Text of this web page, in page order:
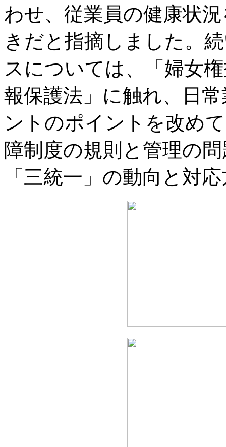
わせ、従業員の健康状
きだと指摘しました。
スについては、「婦女
報保護法」に触れ、日
ントのポイントを改め
障制度の規則と管理の
「三統一」の動向と対